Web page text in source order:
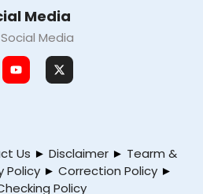
Media
Media
Us ► Disclaimer ► Tearm &
Policy ► Correction Policy ►
Policy